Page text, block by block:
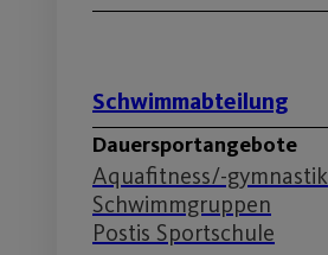
Schwimmabteilung
Dauersportangebote
Aquafitness/-gymnastik
Schwimmgruppen
Postis Sportschule